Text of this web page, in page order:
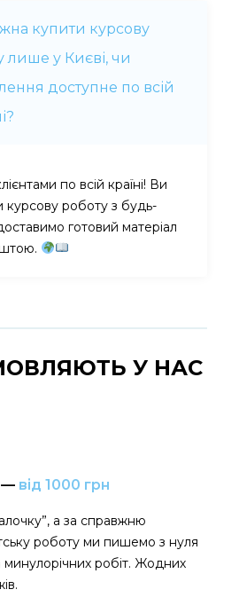
купити курсову
лише у Києві, чи
доступне по всій
по всій країні! Ви
роботу з будь-
готовий матеріал
У НАС
— від 1000 грн
а за справжню
роботу ми пишемо з нуля
робіт. Жодних